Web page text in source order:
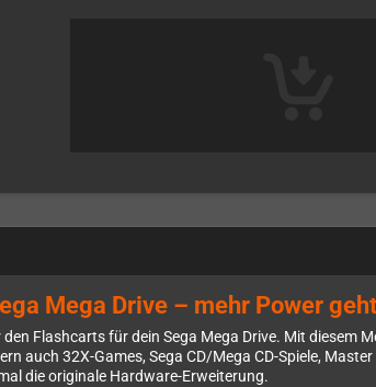
Mega Drive – mehr Power
Flashcarts für dein Sega Mega Drive. Mit diesem
auch 32X-Games, Sega CD/Mega CD-Spiele,
die originale Hardware-Erweiterung.